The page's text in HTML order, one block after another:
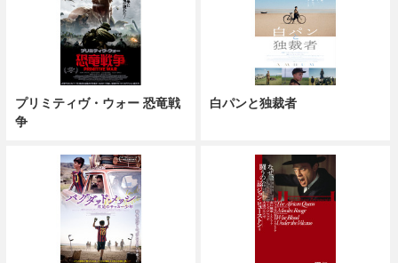
プリミティヴ・ウォー 恐竜戦
争
白パンと独裁者